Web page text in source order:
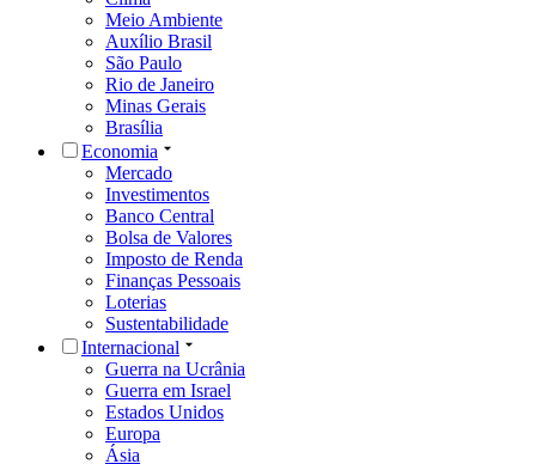
Meio Ambiente
Auxílio Brasil
São Paulo
Rio de Janeiro
Minas Gerais
Brasília
Economia
Mercado
Investimentos
Banco Central
Bolsa de Valores
Imposto de Renda
Finanças Pessoais
Loterias
Sustentabilidade
Internacional
Guerra na Ucrânia
Guerra em Israel
Estados Unidos
Europa
Ásia